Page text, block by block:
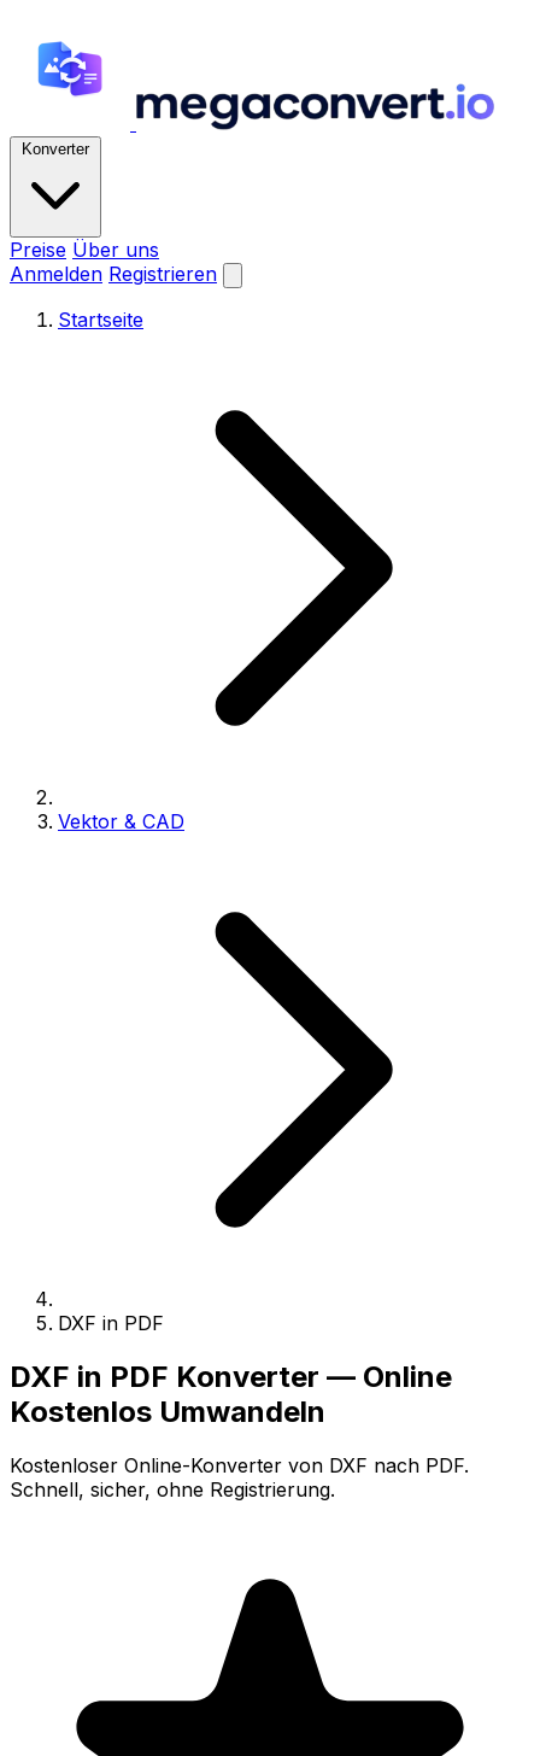
Konverter
Preise Über uns
Anmelden Registrieren
Startseite
Vektor & CAD
DXF in PDF
DXF in PDF Konverter — Online
Kostenlos Umwandeln
Kostenloser Online-Konverter von DXF nach PDF.
Schnell, sicher, ohne Registrierung.